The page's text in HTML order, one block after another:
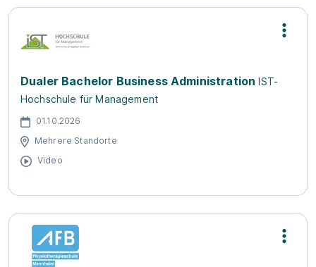
Dualer Bachelor Business Administration IST-
Hochschule für Management
01.10.2026
Mehrere Standorte
Video